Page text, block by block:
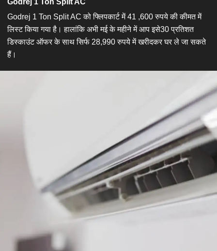
Godrej 1 Ton Split AC
Godrej 1 Ton Split AC को फ्लिपकार्ट में 41 ,600 रुपये की कीमत में
लिस्ट किया गया है। हालांकि अभी मई के महीने में आप इसे30 प्रतिशत
डिस्काउंट ऑफर के साथ सिर्फ 28,990 रुपये में खरीदकर घर ले जा सकते
हैं।